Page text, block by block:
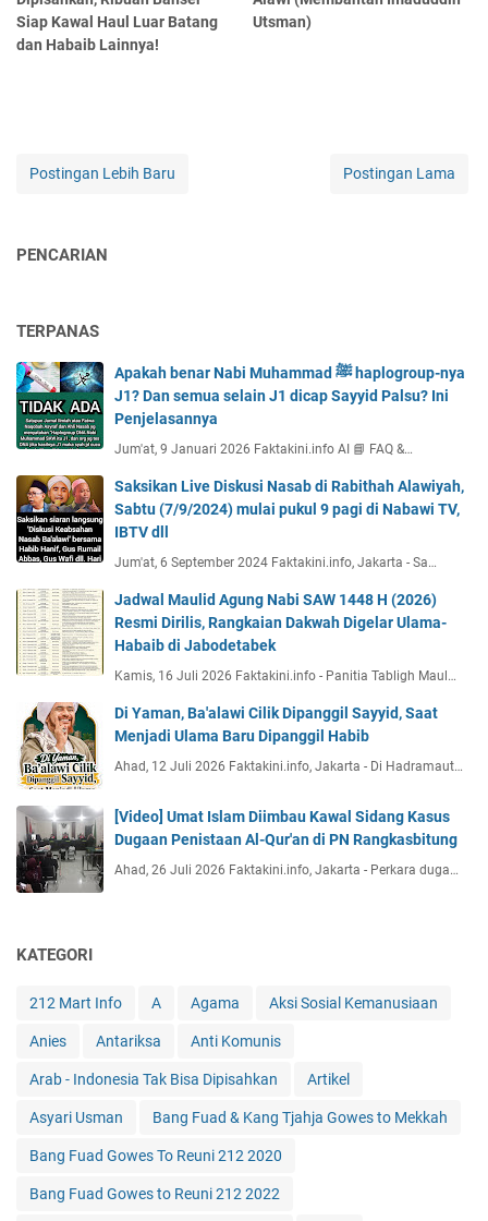
Siap Kawal Haul Luar Batang
dan Habaib Lainnya!
Utsman)
Postingan Lebih Baru Postingan Lama
PENCARIAN
TERPANAS
Apakah benar Nabi Muhammad ﷺ haplogroup-nya
J1? Dan semua selain J1 dicap Sayyid Palsu? Ini
Penjelasannya
Jum'at, 9 Januari 2026 Faktakini.info AI 📘 FAQ &…
Saksikan Live Diskusi Nasab di Rabithah Alawiyah,
Sabtu (7/9/2024) mulai pukul 9 pagi di Nabawi TV,
IBTV dll
Jum'at, 6 September 2024 Faktakini.info, Jakarta - Sa…
Jadwal Maulid Agung Nabi SAW 1448 H (2026)
Resmi Dirilis, Rangkaian Dakwah Digelar Ulama-
Habaib di Jabodetabek
Kamis, 16 Juli 2026 Faktakini.info - Panitia Tabligh Maul…
Di Yaman, Ba'alawi Cilik Dipanggil Sayyid, Saat
Menjadi Ulama Baru Dipanggil Habib
Ahad, 12 Juli 2026 Faktakini.info, Jakarta - Di Hadramaut…
[Video] Umat Islam Diimbau Kawal Sidang Kasus
Dugaan Penistaan Al-Qur'an di PN Rangkasbitung
Ahad, 26 Juli 2026 Faktakini.info, Jakarta - Perkara duga…
KATEGORI
212 Mart Info A Agama Aksi Sosial Kemanusiaan
Anies Antariksa Anti Komunis
Arab - Indonesia Tak Bisa Dipisahkan Artikel
Asyari Usman Bang Fuad & Kang Tjahja Gowes to Mekkah
Bang Fuad Gowes To Reuni 212 2020
Bang Fuad Gowes to Reuni 212 2022